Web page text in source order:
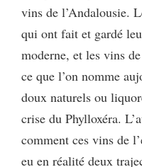
vins de l’Andalousie.
qui ont fait et gardé
moderne, et les vins
ce que l’on nomme
doux naturels ou
crise du Phylloxéra.
comment ces vins de
eu en réalité deux